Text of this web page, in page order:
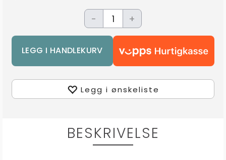
- +
Legg i ønskeliste
BESKRIVELSE